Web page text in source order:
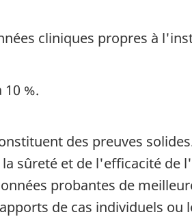
cliniques propres à
%.
des preuves
sûreté et de l'efficacité de
probantes de
de cas individuels ou